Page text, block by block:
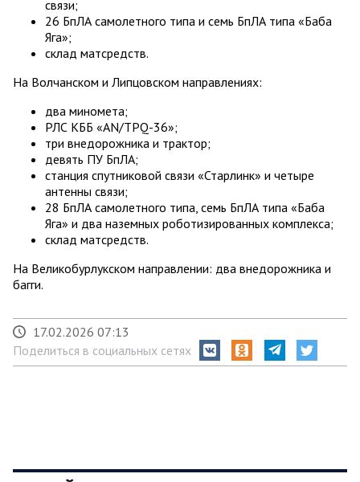
связи;
26 БпЛА самолетного типа и семь БпЛА типа «Баба
Яга»;
склад матсредств.
На Волчанском и Липцовском направлениях:
два миномета;
РЛС КББ «AN/TPQ-36»;
три внедорожника и трактор;
девять ПУ БпЛА;
станция спутниковой связи «Старлинк» и четыре
антенны связи;
28 БпЛА самолетного типа, семь БпЛА типа «Баба
Яга» и два наземных роботизированных комплекса;
склад матсредств.
На Великобурлукском направлении: два внедорожника и
багги.
17.02.2026 07:13
Поделиться в социальных сетях